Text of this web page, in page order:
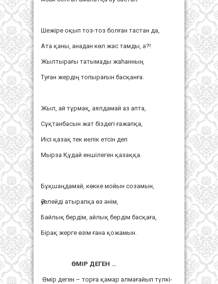
Шежіре оқып тоз-тоз болған тастан да,
Ата қаны, анадан көл жас тамды, ә?!
Жылтырағы татымады жаһанның
Туған жердің топырағын басқанға.
Жыл, ай тұрмақ, аялдамай аз апта,
Сұқтанбасын жат біздегі ғажапқа,
Иісі қазақ тек иелік етсін деп
Мырза Құдай еншілеген қазаққа.
Бұқшаңдамай, көкке мойын созамын,
Әуелейді атырапқа өз әнім,
Байлық бердім, айлық бердім басқаға,
Бірақ жерге өзім ғана қожамын.
ӨМІР ДЕГЕН …
Өмір деген – торға қамар алмағайып түлкі-